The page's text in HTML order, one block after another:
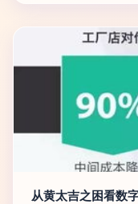
从黄太吉之困看数